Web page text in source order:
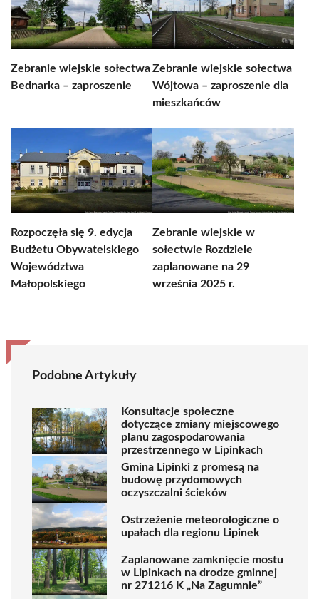
Zebranie wiejskie sołectwa
Bednarka – zaproszenie
Zebranie wiejskie sołectwa
Wójtowa – zaproszenie dla
mieszkańców
Rozpoczęła się 9. edycja
Budżetu Obywatelskiego
Województwa
Małopolskiego
Zebranie wiejskie w
sołectwie Rozdziele
zaplanowane na 29
września 2025 r.
Podobne Artykuły
Konsultacje społeczne
dotyczące zmiany miejscowego
planu zagospodarowania
przestrzennego w Lipinkach
Gmina Lipinki z promesą na
budowę przydomowych
oczyszczalni ścieków
Ostrzeżenie meteorologiczne o
upałach dla regionu Lipinek
Zaplanowane zamknięcie mostu
w Lipinkach na drodze gminnej
nr 271216 K „Na Zagumnie”